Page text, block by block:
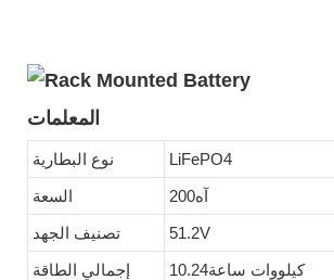
المعلمات
نوع البطارية
LiFePO4
السعة
آه200
تصنيف الجهد
51.2V
إجمالي الطاقة
كيلووات ساعة10.24